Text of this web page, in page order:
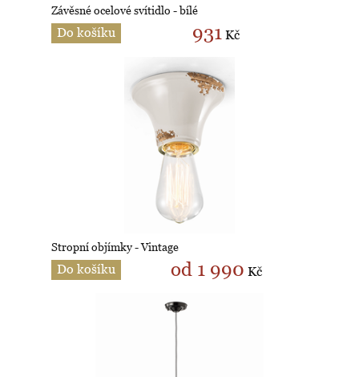
Závěsné ocelové svítidlo - bílé
Do košíku 931 Kč
Stropní objímky - Vintage
Do košíku od 1 990 Kč